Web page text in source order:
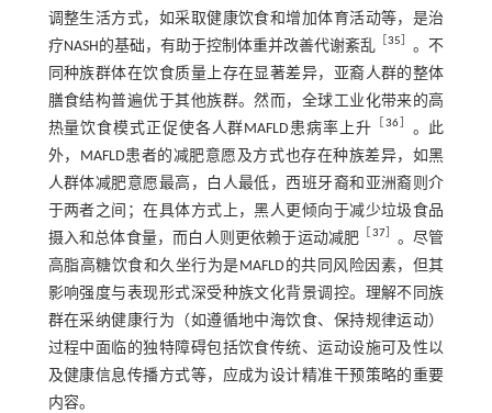
调整生活方式，如采取健康饮食和增加体育活动等，是治
疗NASH的基础，有助于控制体重并改善代谢紊乱 ［35］ 。不
同种族群体在饮食质量上存在显著差异，亚裔人群的整体
膳食结构普遍优于其他族群。然而，全球工业化带来的高
热量饮食模式正促使各人群MAFLD患病率上升 ［36］ 。此
外，MAFLD患者的减肥意愿及方式也存在种族差异，如黑
人群体减肥意愿最高，白人最低，西班牙裔和亚洲裔则介
于两者之间；在具体方式上，黑人更倾向于减少垃圾食品
摄入和总体食量，而白人则更依赖于运动减肥 ［37］ 。尽管
高脂高糖饮食和久坐行为是MAFLD的共同风险因素，但其
影响强度与表现形式深受种族文化背景调控。理解不同族
群在采纳健康行为（如遵循地中海饮食、保持规律运动）
过程中面临的独特障碍包括饮食传统、运动设施可及性以
及健康信息传播方式等，应成为设计精准干预策略的重要
内容。